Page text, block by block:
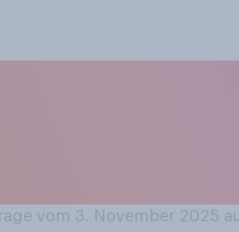
vom 3. November 2025